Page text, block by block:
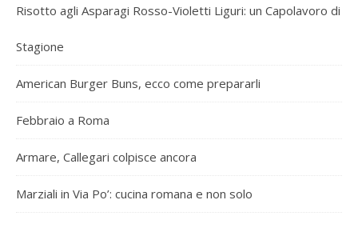
Risotto agli Asparagi Rosso-Violetti Liguri: un Capolavoro di
Stagione
American Burger Buns, ecco come prepararli
Febbraio a Roma
Armare, Callegari colpisce ancora
Marziali in Via Po’: cucina romana e non solo